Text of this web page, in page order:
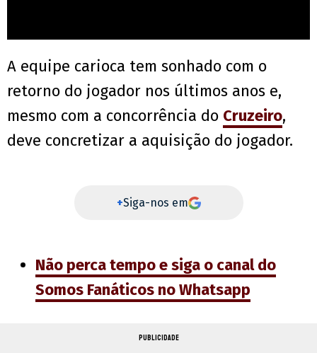
A equipe carioca tem sonhado com o
retorno do jogador nos últimos anos e,
mesmo com a concorrência do Cruzeiro,
deve concretizar a aquisição do jogador.
+Siga-nos em
Não perca tempo e siga o canal do
Somos Fanáticos no Whatsapp
PUBLICIDADE